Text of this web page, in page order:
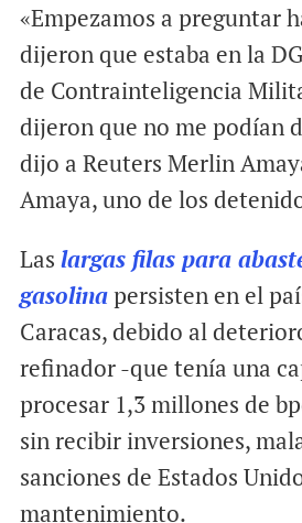
«Empezamos a preguntar
dijeron que estaba en la
de Contrainteligencia
dijeron que no me podían
dijo a Reuters Merlin
Amaya, uno de los
Las largas filas para
gasolinapersisten en el
Caracas, debido al
refinador -que tenía una
procesar 1,3 millones de
sin recibir inversiones,
sanciones de Estados
mantenimiento.